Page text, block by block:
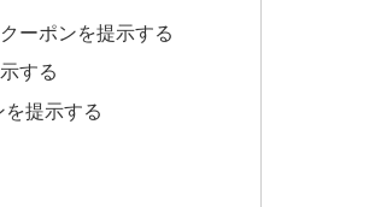
ーポンを提示する
する
提示する